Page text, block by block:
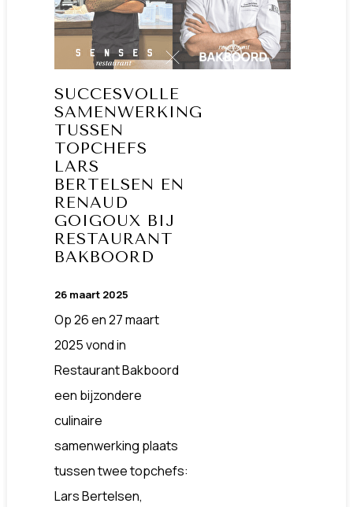
SUCCESVOLLE
SAMENWERKING
TUSSEN
TOPCHEFS
LARS
BERTELSEN EN
RENAUD
GOIGOUX BIJ
RESTAURANT
BAKBOORD
26 maart 2025
Op 26 en 27 maart
2025 vond in
Restaurant Bakboord
een bijzondere
culinaire
samenwerking plaats
tussen twee topchefs:
Lars Bertelsen,